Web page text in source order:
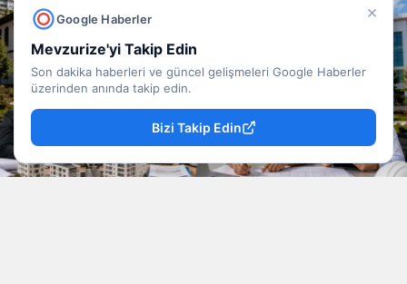
×
Google Haberler
Mevzurize'yi Takip Edin
Son dakika haberleri ve güncel gelişmeleri Google Haberler
üzerinden anında takip edin.
Bizi Takip Edin